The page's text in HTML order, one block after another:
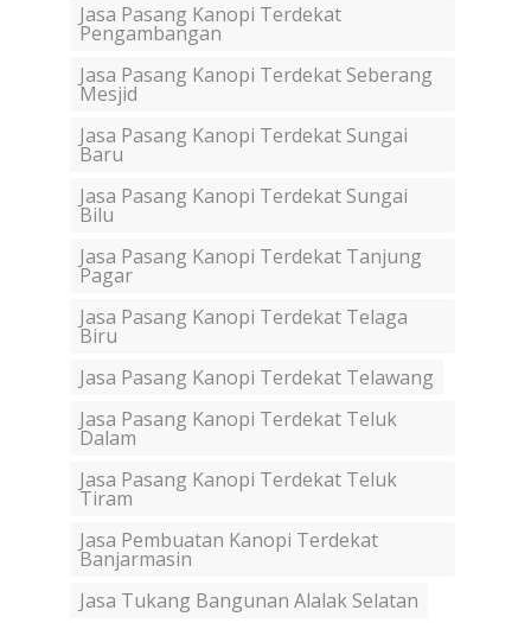
Jasa Pasang Kanopi Terdekat
Pengambangan
Jasa Pasang Kanopi Terdekat Seberang
Mesjid
Jasa Pasang Kanopi Terdekat Sungai
Baru
Jasa Pasang Kanopi Terdekat Sungai
Bilu
Jasa Pasang Kanopi Terdekat Tanjung
Pagar
Jasa Pasang Kanopi Terdekat Telaga
Biru
Jasa Pasang Kanopi Terdekat Telawang
Jasa Pasang Kanopi Terdekat Teluk
Dalam
Jasa Pasang Kanopi Terdekat Teluk
Tiram
Jasa Pembuatan Kanopi Terdekat
Banjarmasin
Jasa Tukang Bangunan Alalak Selatan